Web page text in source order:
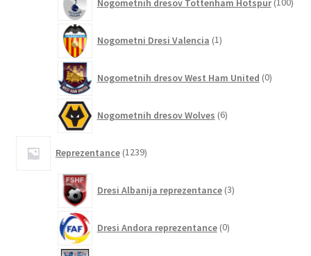
Nogometnih dresov Tottenham Hotspur 100
Nogometni Dresi Valencia 1izdelek
Nogometnih dresov West Ham United 0izdelkov
Nogometnih dresov Wolves 6izdelkov
Reprezentance 1239izdelkov
Dresi Albanija reprezentance 3izdelki
Dresi Andora reprezentance 0izdelkov